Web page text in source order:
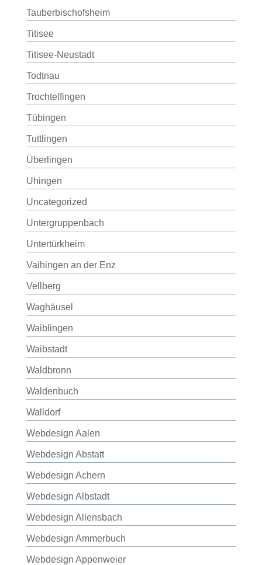
Tauberbischofsheim
Titisee
Titisee-Neustadt
Todtnau
Trochtelfingen
Tübingen
Tuttlingen
Überlingen
Uhingen
Uncategorized
Untergruppenbach
Untertürkheim
Vaihingen an der Enz
Vellberg
Waghäusel
Waiblingen
Waibstadt
Waldbronn
Waldenbuch
Walldorf
Webdesign Aalen
Webdesign Abstatt
Webdesign Achern
Webdesign Albstadt
Webdesign Allensbach
Webdesign Ammerbuch
Webdesign Appenweier